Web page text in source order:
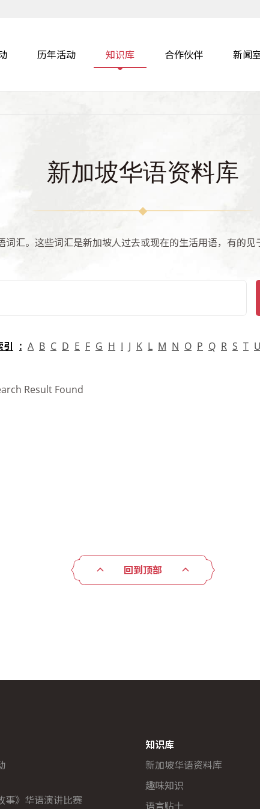
历年活动 知识库 合作伙伴 新闻
新加坡华语资料库
汇。这些词汇是新加坡人过去或现在的生活用语，有的见
引 A B C D E F G H I J K L M N O P Q R S T U
Result Found
回到顶部
事》华语演讲比赛
知识库
新加坡华语资料库
趣味知识
语言贴士